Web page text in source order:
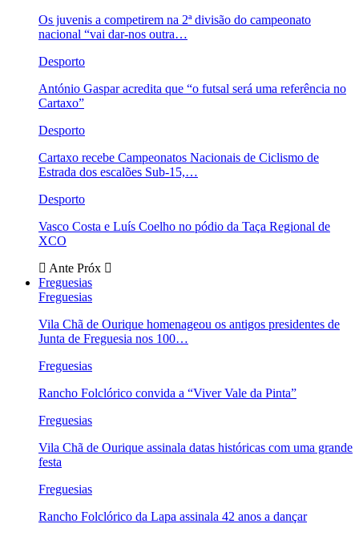
Os juvenis a competirem na 2ª divisão do campeonato
nacional “vai dar-nos outra…
Desporto
António Gaspar acredita que “o futsal será uma referência no
Cartaxo”
Desporto
Cartaxo recebe Campeonatos Nacionais de Ciclismo de
Estrada dos escalões Sub-15,…
Desporto
Vasco Costa e Luís Coelho no pódio da Taça Regional de
XCO
Ante Próx
Freguesias
Freguesias
Vila Chã de Ourique homenageou os antigos presidentes de
Junta de Freguesia nos 100…
Freguesias
Rancho Folclórico convida a “Viver Vale da Pinta”
Freguesias
Vila Chã de Ourique assinala datas históricas com uma grande
festa
Freguesias
Rancho Folclórico da Lapa assinala 42 anos a dançar